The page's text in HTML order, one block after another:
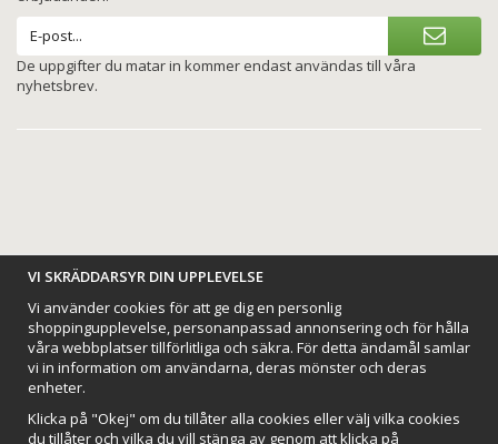
De uppgifter du matar in kommer endast användas till våra
nyhetsbrev.
BETALNINGSALTERNATIV
VI SKICKAR MED
VI SKRÄDDARSYR DIN UPPLEVELSE
Vi använder cookies för att ge dig en personlig
shoppingupplevelse, personanpassad annonsering och för hålla
våra webbplatser tillförlitliga och säkra. För detta ändamål samlar
vi in information om användarna, deras mönster och deras
enheter.
Klicka på "Okej" om du tillåter alla cookies eller välj vilka cookies
du tillåter och vilka du vill stänga av genom att klicka på